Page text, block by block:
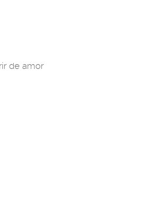
de amor